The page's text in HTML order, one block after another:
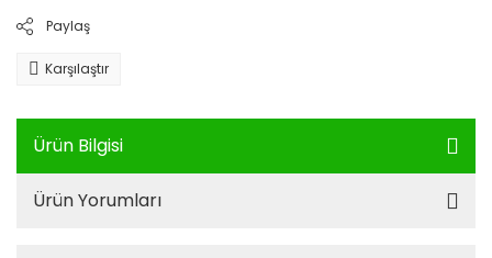
Paylaş
Karşılaştır
Ürün Bilgisi
Ürün Yorumları